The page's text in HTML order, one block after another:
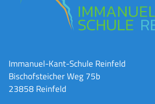
Immanuel-Kant-Schule Reinfeld
Bischofsteicher Weg 75b
23858 Reinfeld